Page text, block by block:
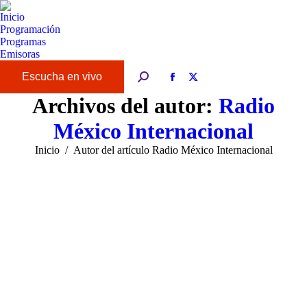
Inicio
Programación
Programas
Emisoras
Buscar:
Facebook
page
opens
in
new
X
opens
in
new
Archivos del autor: Radio
México Internacional
Estás aquí:
Inicio Autor del artículo Radio México Internacional